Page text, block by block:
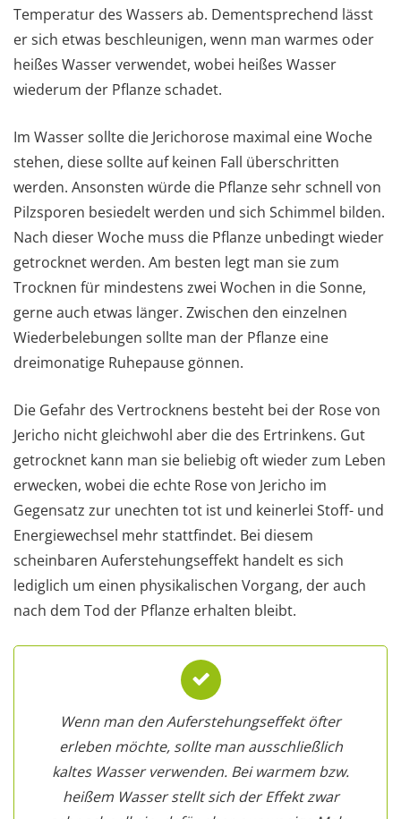
Temperatur des Wassers ab. Dementsprechend lässt
er sich etwas beschleunigen, wenn man warmes oder
heißes Wasser verwendet, wobei heißes Wasser
wiederum der Pflanze schadet.
Im Wasser sollte die Jerichorose maximal eine Woche
stehen, diese sollte auf keinen Fall überschritten
werden. Ansonsten würde die Pflanze sehr schnell von
Pilzsporen besiedelt werden und sich Schimmel bilden.
Nach dieser Woche muss die Pflanze unbedingt wieder
getrocknet werden. Am besten legt man sie zum
Trocknen für mindestens zwei Wochen in die Sonne,
gerne auch etwas länger. Zwischen den einzelnen
Wiederbelebungen sollte man der Pflanze eine
dreimonatige Ruhepause gönnen.
Die Gefahr des Vertrocknens besteht bei der Rose von
Jericho nicht gleichwohl aber die des Ertrinkens. Gut
getrocknet kann man sie beliebig oft wieder zum Leben
erwecken, wobei die echte Rose von Jericho im
Gegensatz zur unechten tot ist und keinerlei Stoff- und
Energiewechsel mehr stattfindet. Bei diesem
scheinbaren Auferstehungseffekt handelt es sich
lediglich um einen physikalischen Vorgang, der auch
nach dem Tod der Pflanze erhalten bleibt.
Wenn man den Auferstehungseffekt öfter
erleben möchte, sollte man ausschließlich
kaltes Wasser verwenden. Bei warmem bzw.
heißem Wasser stellt sich der Effekt zwar